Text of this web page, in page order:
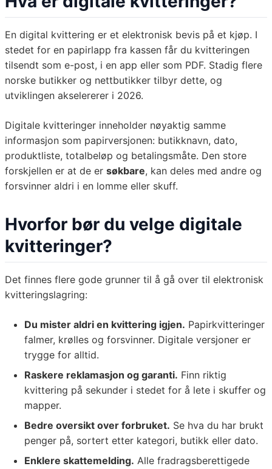
En digital kvittering er et elektronisk bevis på et kjøp. I
stedet for en papirlapp fra kassen får du kvitteringen
tilsendt som e-post, i en app eller som PDF. Stadig flere
norske butikker og nettbutikker tilbyr dette, og
utviklingen akselererer i 2026.
Digitale kvitteringer inneholder nøyaktig samme
informasjon som papirversjonen: butikknavn, dato,
produktliste, totalbeløp og betalingsmåte. Den store
forskjellen er at de er søkbare, kan deles med andre og
forsvinner aldri i en lomme eller skuff.
Hvorfor bør du velge digitale
kvitteringer?
Det finnes flere gode grunner til å gå over til elektronisk
kvitteringslagring:
Du mister aldri en kvittering igjen. Papirkvitteringer
falmer, krølles og forsvinner. Digitale versjoner er
trygge for alltid.
Raskere reklamasjon og garanti. Finn riktig
kvittering på sekunder i stedet for å lete i skuffer og
mapper.
Bedre oversikt over forbruket. Se hva du har brukt
penger på, sortert etter kategori, butikk eller dato.
Enklere skattemelding. Alle fradragsberettigede